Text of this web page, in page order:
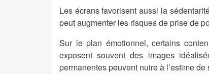
Les écrans favorisent aussi la
peut augmenter les risques de prise de
Sur le plan émotionnel, certains
exposent souvent des images
permanentes peuvent nuire à l’estime de